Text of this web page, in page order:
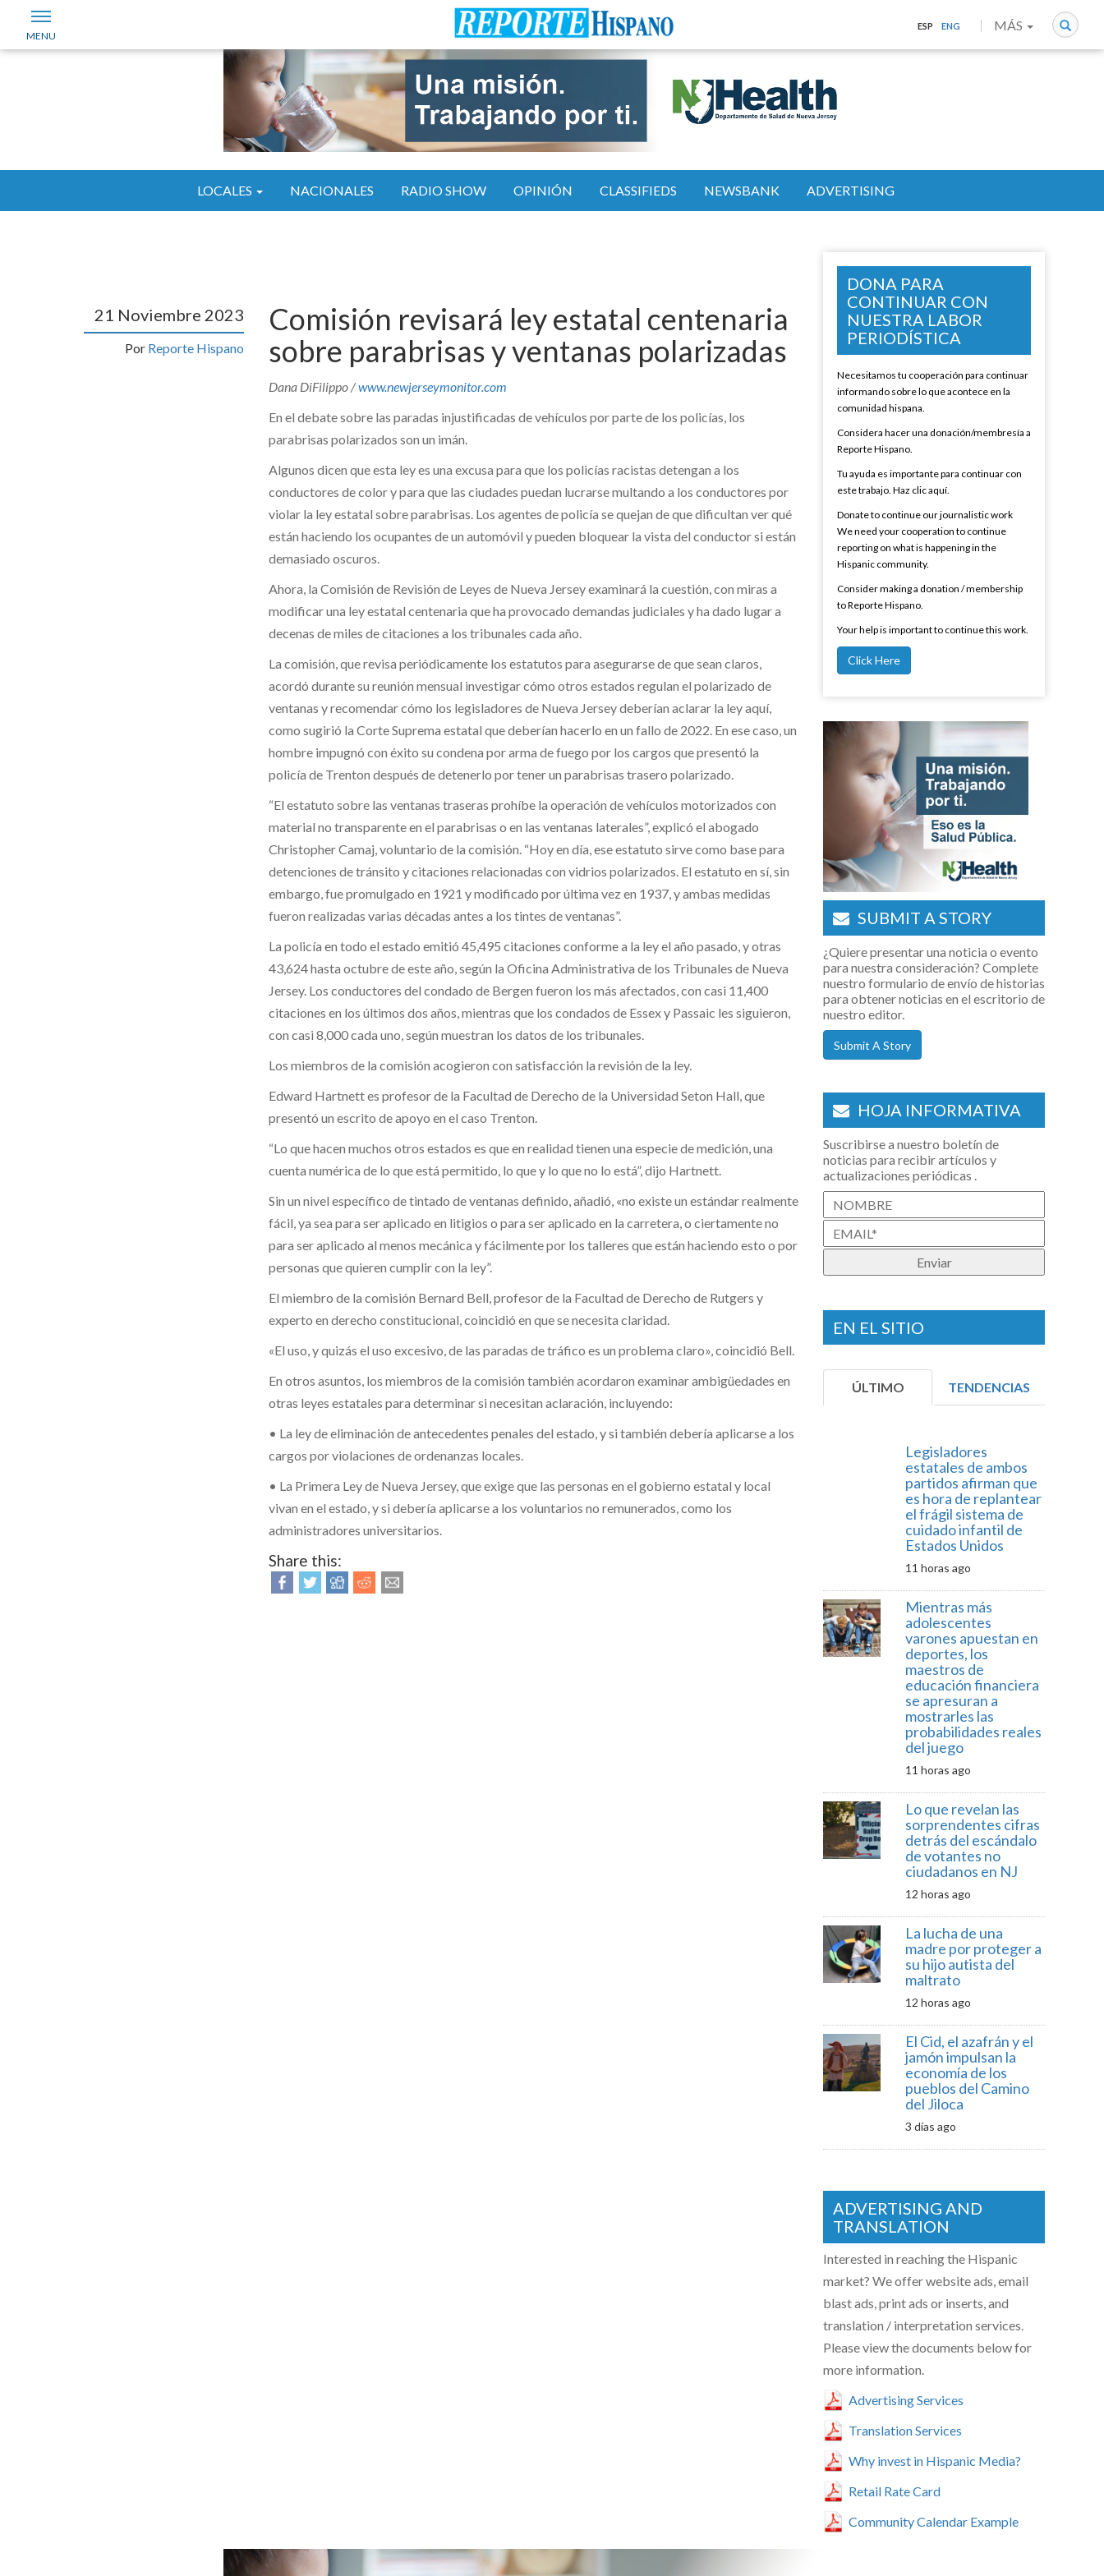
Search
MÁS
ESP ENG
LOCALES NACIONALES RADIO SHOW OPINIÓN CLASSIFIEDS NEWSBANK ADVERTISING
21 Noviembre 2023
Por Reporte Hispano
Comisión revisará ley estatal centenaria
sobre parabrisas y ventanas polarizadas
Dana DiFilippo /www.newjerseymonitor.com
En el debate sobre las paradas injustificadas de vehículos por parte de los policías, los
parabrisas polarizados son un imán.
Algunos dicen que esta ley es una excusa para que los policías racistas detengan a los
conductores de color y para que las ciudades puedan lucrarse multando a los conductores por
violar la ley estatal sobre parabrisas. Los agentes de policía se quejan de que dificultan ver qué
están haciendo los ocupantes de un automóvil y pueden bloquear la vista del conductor si están
demasiado oscuros.
Ahora, la Comisión de Revisión de Leyes de Nueva Jersey examinará la cuestión, con miras a
modificar una ley estatal centenaria que ha provocado demandas judiciales y ha dado lugar a
decenas de miles de citaciones a los tribunales cada año.
La comisión, que revisa periódicamente los estatutos para asegurarse de que sean claros,
acordó durante su reunión mensual investigar cómo otros estados regulan el polarizado de
ventanas y recomendar cómo los legisladores de Nueva Jersey deberían aclarar la ley aquí,
como sugirió la Corte Suprema estatal que deberían hacerlo en un fallo de 2022. En ese caso, un
hombre impugnó con éxito su condena por arma de fuego por los cargos que presentó la
policía de Trenton después de detenerlo por tener un parabrisas trasero polarizado.
“El estatuto sobre las ventanas traseras prohíbe la operación de vehículos motorizados con
material no transparente en el parabrisas o en las ventanas laterales”, explicó el abogado
Christopher Camaj, voluntario de la comisión. “Hoy en día, ese estatuto sirve como base para
detenciones de tránsito y citaciones relacionadas con vidrios polarizados. El estatuto en sí, sin
embargo, fue promulgado en 1921 y modificado por última vez en 1937, y ambas medidas
fueron realizadas varias décadas antes a los tintes de ventanas”.
La policía en todo el estado emitió 45,495 citaciones conforme a la ley el año pasado, y otras
43,624 hasta octubre de este año, según la Oficina Administrativa de los Tribunales de Nueva
Jersey. Los conductores del condado de Bergen fueron los más afectados, con casi 11,400
citaciones en los últimos dos años, mientras que los condados de Essex y Passaic les siguieron,
con casi 8,000 cada uno, según muestran los datos de los tribunales.
Los miembros de la comisión acogieron con satisfacción la revisión de la ley.
Edward Hartnett es profesor de la Facultad de Derecho de la Universidad Seton Hall, que
presentó un escrito de apoyo en el caso Trenton.
“Lo que hacen muchos otros estados es que en realidad tienen una especie de medición, una
cuenta numérica de lo que está permitido, lo que y lo que no lo está”, dijo Hartnett.
Sin un nivel específico de tintado de ventanas definido, añadió, «no existe un estándar realmente
fácil, ya sea para ser aplicado en litigios o para ser aplicado en la carretera, o ciertamente no
para ser aplicado al menos mecánica y fácilmente por los talleres que están haciendo esto o por
personas que quieren cumplir con la ley”.
El miembro de la comisión Bernard Bell, profesor de la Facultad de Derecho de Rutgers y
experto en derecho constitucional, coincidió en que se necesita claridad.
«El uso, y quizás el uso excesivo, de las paradas de tráfico es un problema claro», coincidió Bell.
En otros asuntos, los miembros de la comisión también acordaron examinar ambigüedades en
otras leyes estatales para determinar si necesitan aclaración, incluyendo:
• La ley de eliminación de antecedentes penales del estado, y si también debería aplicarse a los
cargos por violaciones de ordenanzas locales.
• La Primera Ley de Nueva Jersey, que exige que las personas en el gobierno estatal y local
vivan en el estado, y si debería aplicarse a los voluntarios no remunerados, como los
administradores universitarios.
Share this:
DONA PARA
CONTINUAR CON
NUESTRA LABOR
PERIODÍSTICA
Necesitamos tu cooperación para continuar
informando sobre lo que acontece en la
comunidad hispana.
Considera hacer una donación/membresía a
Reporte Hispano.
Tu ayuda es importante para continuar con
este trabajo. Haz clic aquí.
Donate to continue our journalistic work
We need your cooperation to continue
reporting on what is happening in the
Hispanic community.
Consider making a donation / membership
to Reporte Hispano.
Your help is important to continue this work.
Click Here
SUBMIT A STORY
¿Quiere presentar una noticia o evento
para nuestra consideración? Complete
nuestro formulario de envío de historias
para obtener noticias en el escritorio de
nuestro editor.
Submit A Story
HOJA INFORMATIVA
Suscribirse a nuestro boletín de
noticias para recibir artículos y
actualizaciones periódicas .
EN EL SITIO
ÚLTIMO TENDENCIAS
Legisladores
estatales de ambos
partidos afirman que
es hora de replantear
el frágil sistema de
cuidado infantil de
Estados Unidos
11 horas ago
Mientras más
adolescentes
varones apuestan en
deportes, los
maestros de
educación financiera
se apresuran a
mostrarles las
probabilidades reales
del juego
11 horas ago
Lo que revelan las
sorprendentes cifras
detrás del escándalo
de votantes no
ciudadanos en NJ
12 horas ago
La lucha de una
madre por proteger a
su hijo autista del
maltrato
12 horas ago
El Cid, el azafrán y el
jamón impulsan la
economía de los
pueblos del Camino
del Jiloca
3 días ago
ADVERTISING AND
TRANSLATION
Interested in reaching the Hispanic
market? We offer website ads, email
blast ads, print ads or inserts, and
translation / interpretation services.
Please view the documents below for
more information.
Advertising Services
Translation Services
Why invest in Hispanic Media?
Retail Rate Card
Community Calendar Example